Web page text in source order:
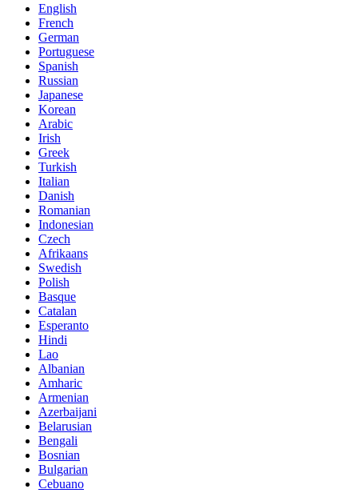
English
French
German
Portuguese
Spanish
Russian
Japanese
Korean
Arabic
Irish
Greek
Turkish
Italian
Danish
Romanian
Indonesian
Czech
Afrikaans
Swedish
Polish
Basque
Catalan
Esperanto
Hindi
Lao
Albanian
Amharic
Armenian
Azerbaijani
Belarusian
Bengali
Bosnian
Bulgarian
Cebuano